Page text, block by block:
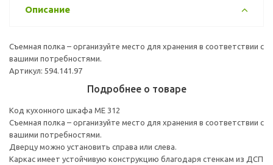
Описание
Съемная полка – организуйте место для хранения в соответствии с
вашими потребностями.
Артикул: 594.141.97
Подробнее о товаре
Код кухонного шкафа ME 312
Съемная полка – организуйте место для хранения в соответствии с
вашими потребностями.
Дверцу можно установить справа или слева.
Каркас имеет устойчивую конструкцию благодаря стенкам из ДСП